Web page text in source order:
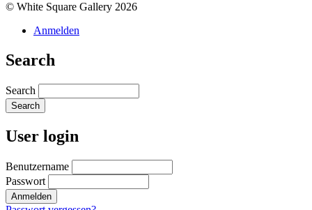
© White Square Gallery 2026
Anmelden
Search
Search
User login
Benutzername
Passwort